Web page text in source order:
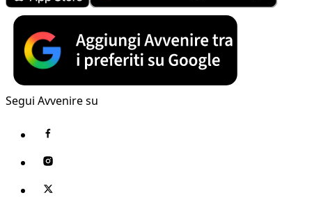
Segui Avvenire su